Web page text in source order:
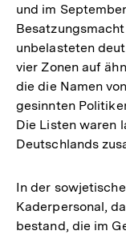
und im
unbelasteten
vier Zonen auf
die die Namen
gesinnten
Die Listen waren
Deutschlands
In der
Kaderpersonal,
bestand, die im